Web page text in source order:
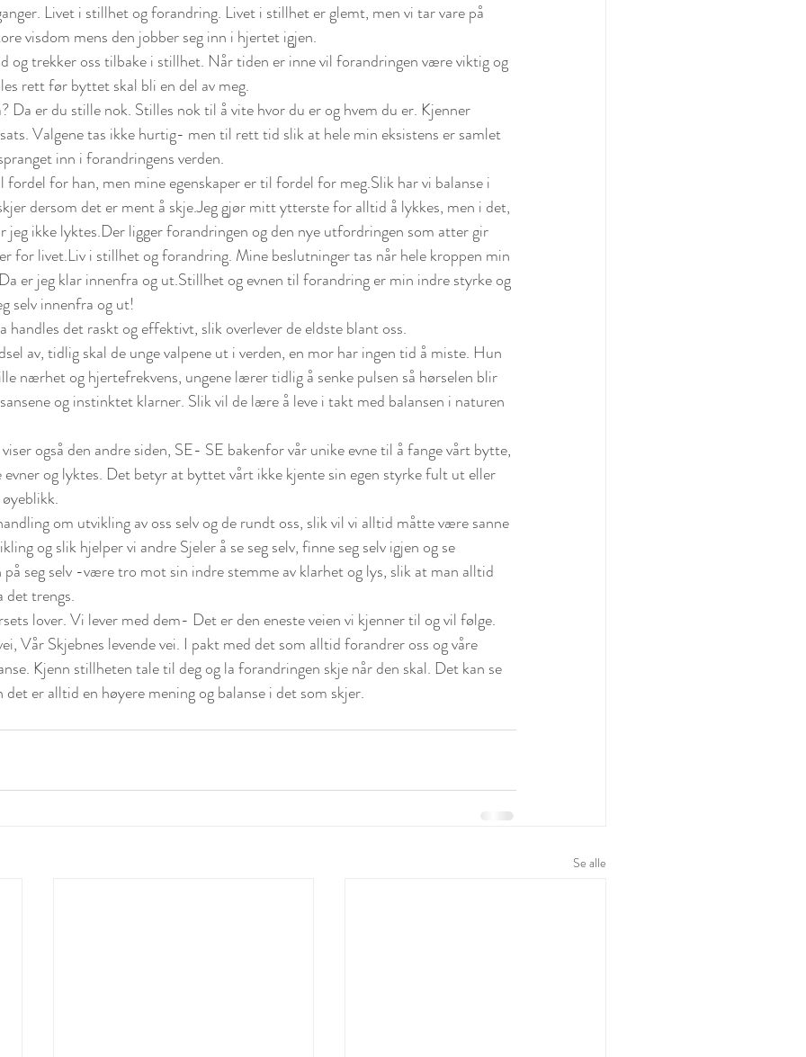
Livet i stillhet og forandring. Livet i stillhet er glemt, men vi tar vare på
visdom mens den jobber seg inn i hjertet igjen.
og trekker oss tilbake i stillhet. Når tiden er inne vil forandringen være viktig og
rett før byttet skal bli en del av meg.
Da er du stille nok. Stilles nok til å vite hvor du er og hvem du er. Kjenner
Valgene tas ikke hurtig- men til rett tid slik at hele min eksistens er samlet
inn i forandringens verden.
fordel for han, men mine egenskaper er til fordel for meg.Slik har vi balanse i
dersom det er ment å skje.Jeg gjør mitt ytterste for alltid å lykkes, men i det,
jeg ikke lyktes.Der ligger forandringen og den nye utfordringen som atter gir
for livet.Liv i stillhet og forandring. Mine beslutninger tas når hele kroppen min
er jeg klar innenfra og ut.Stillhet og evnen til forandring er min indre styrke og
selv innenfra og ut!
det raskt og effektivt, slik overlever de eldste blant oss.
av, tidlig skal de unge valpene ut i verden, en mor har ingen tid å miste. Hun
nærhet og hjertefrekvens, ungene lærer tidlig å senke pulsen så hørselen blir
og instinktet klarner. Slik vil de lære å leve i takt med balansen i naturen
også den andre siden, SE- SE bakenfor vår unike evne til å fange vårt bytte,
evner og lyktes. Det betyr at byttet vårt ikke kjente sin egen styrke fult ut eller
om utvikling av oss selv og de rundt oss, slik vil vi alltid måtte være sanne
og slik hjelper vi andre Sjeler å se seg selv, finne seg selv igjen og se
seg selv -være tro mot sin indre stemme av klarhet og lys, slik at man alltid
det trengs.
lover. Vi lever med dem- Det er den eneste veien vi kjenner til og vil følge.
Vår Skjebnes levende vei. I pakt med det som alltid forandrer oss og våre
Kjenn stillheten tale til deg og la forandringen skje når den skal. Det kan se
er alltid en høyere mening og balanse i det som skjer.
Se alle